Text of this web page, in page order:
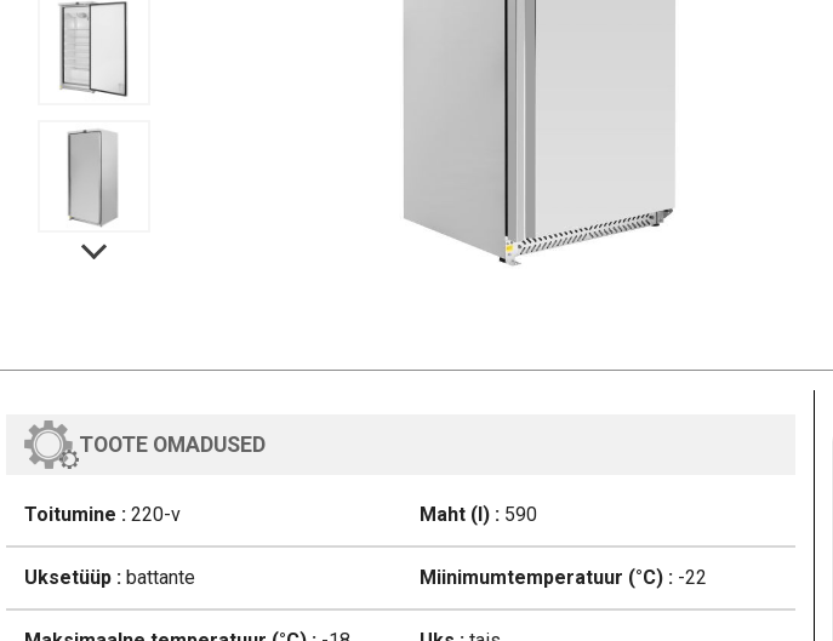
TOOTE OMADUSED
Toitumine : 220-v Maht (l) :590
Uksetüüp : battante Miinimumtemperatuur (°C) :-22